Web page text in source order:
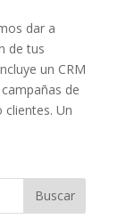
dar a
de tus
un CRM
de
Un